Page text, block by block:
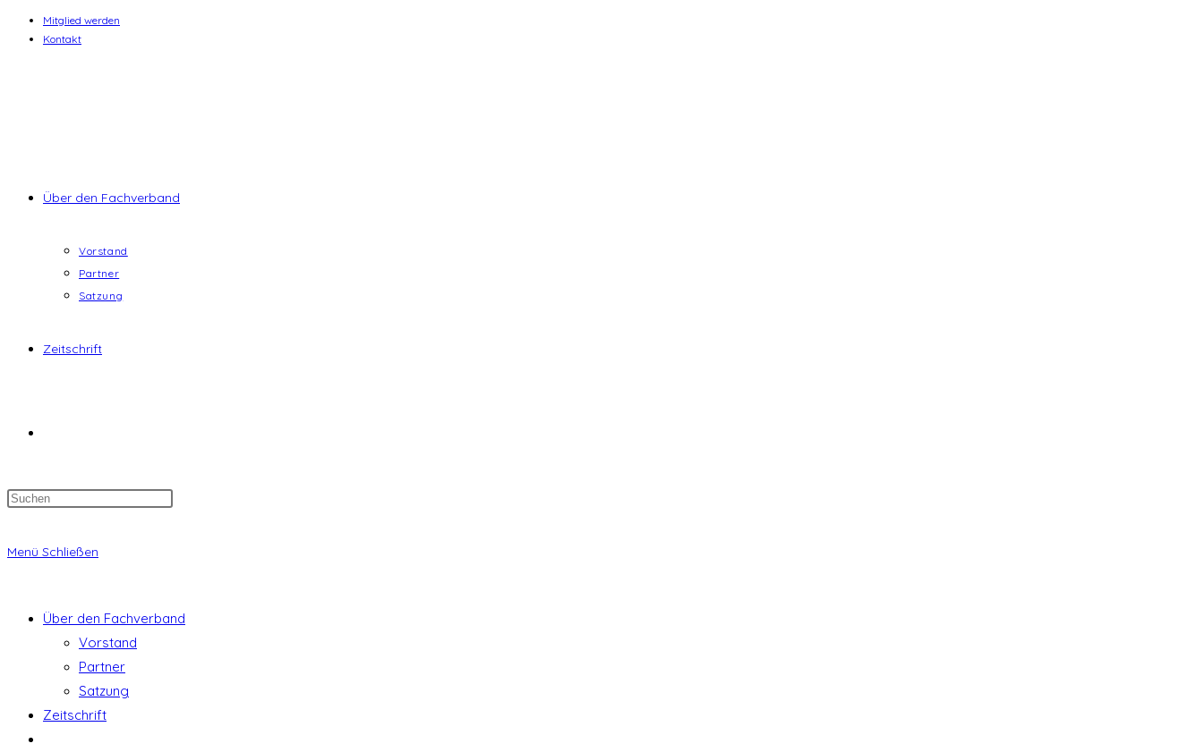
Zum
Inhalt
Mitglied werden
Kontakt
Über den Fachverband
Vorstand
Partner
Satzung
Zeitschrift
Menü Schließen
Über den Fachverband
Vorstand
Partner
Satzung
Zeitschrift